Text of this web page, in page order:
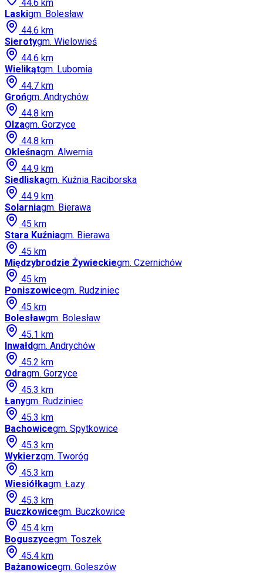
44.6 km
Laskigm. Bolesław
44.6 km
Sierotygm. Wielowieś
44.6 km
Wielikątgm. Lubomia
44.7 km
Grońgm. Andrychów
44.8 km
Olzagm. Gorzyce
44.8 km
Okleśnagm. Alwernia
44.9 km
Siedliskagm. Kuźnia Raciborska
44.9 km
Solarniagm. Bierawa
45 km
Stara Kuźniagm. Bierawa
45 km
Międzybrodzie Żywieckiegm. Czernichów
45 km
Poniszowicegm. Rudziniec
45 km
Bolesławgm. Bolesław
45.1 km
Inwałdgm. Andrychów
45.2 km
Odragm. Gorzyce
45.3 km
Łanygm. Rudziniec
45.3 km
Bachowicegm. Spytkowice
45.3 km
Wykierzgm. Tworóg
45.3 km
Wiesiółkagm. Łazy
45.3 km
Buczkowicegm. Buczkowice
45.4 km
Boguszycegm. Toszek
45.4 km
Bażanowicegm. Goleszów